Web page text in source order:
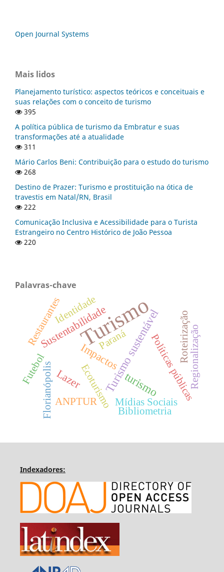
Open Journal Systems
Mais lidos
Planejamento turístico: aspectos teóricos e conceituais e
suas relações com o conceito de turismo
395
A política pública de turismo da Embratur e suas
transformações até a atualidade
311
Mário Carlos Beni: Contribuição para o estudo do turismo
268
Destino de Prazer: Turismo e prostituição na ótica de
travestis em Natal/RN, Brasil
222
Comunicação Inclusiva e Acessibilidade para o Turista
Estrangeiro no Centro Histórico de João Pessoa
220
Palavras-chave
Turismo
Turismo sustentável
turismo
Impactos
Lazer
Sustentabilidade
Ecoturismo
Florianópolis Mídias Sociais
Políticas públicasRegionalização
Restaurantes Paraná
Bibliometria
Identidade
Futebol
ANPTUR
Roteirização
Indexadores: